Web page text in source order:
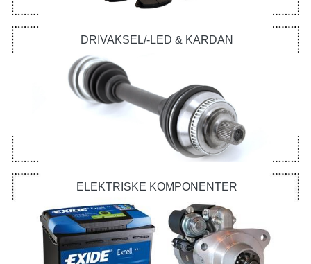
DRIVAKSEL/-LED & KARDAN
ELEKTRISKE KOMPONENTER